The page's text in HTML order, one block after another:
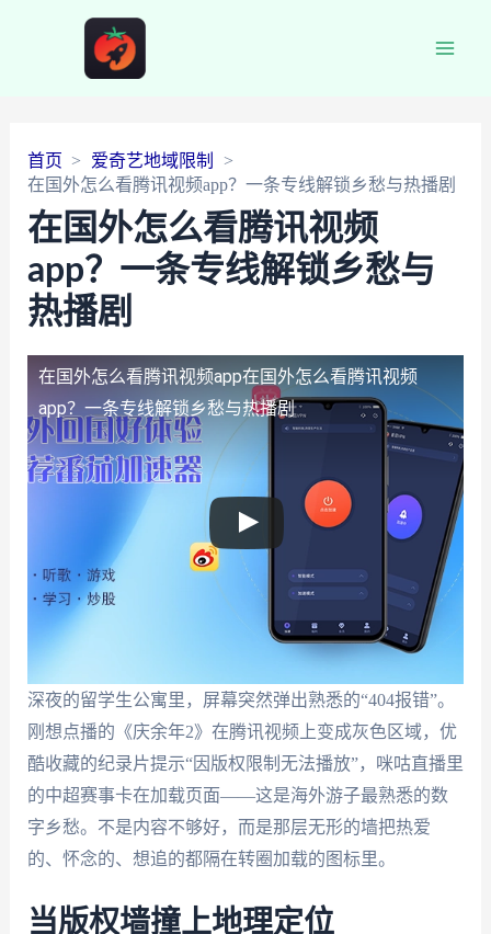
首页
爱奇艺地域限制
在国外怎么看腾讯视频app？一条专线解锁乡愁与热播剧
在国外怎么看腾讯视频
app？一条专线解锁乡愁与
热播剧
在国外怎么看腾讯视频app在国外怎么看腾讯视频
app？一条专线解锁乡愁与热播剧
深夜的留学生公寓里，屏幕突然弹出熟悉的“404报错”。
刚想点播的《庆余年2》在腾讯视频上变成灰色区域，优
酷收藏的纪录片提示“因版权限制无法播放”，咪咕直播里
的中超赛事卡在加载页面——这是海外游子最熟悉的数
字乡愁。不是内容不够好，而是那层无形的墙把热爱
的、怀念的、想追的都隔在转圈加载的图标里。
当版权墙撞上地理定位